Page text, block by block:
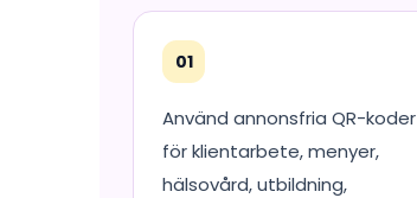
01
Använd annonsfria QR-koder
för klientarbete, menyer,
hälsovård, utbildning,